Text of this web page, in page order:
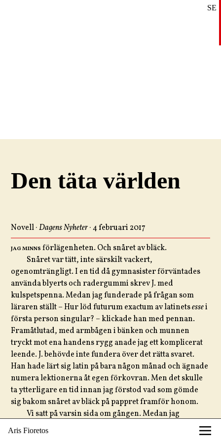
Aris Fioretos
SE
Den täta världen
Novell ·Dagens Nyheter· 4 februari 2017
JAG MINNSförlägenheten. Och snåret av bläck.
Snåret var tätt, inte särskilt vackert,
ogenomträngligt. I en tid då gymnasister förväntades
använda blyerts och radergummi skrev J. med
kulspetspenna. Medan jag funderade på frågan som
läraren ställt – Hur löd futurum exactum av latinetsessei
första person singular? – klickade han med pennan.
Framåtlutad, med armbågen i bänken och munnen
tryckt mot ena handens rygg anade jag ett komplicerat
leende. J. behövde inte fundera över det rätta svaret.
Han hade lärt sig latin på bara någon månad och ägnade
numera lektionerna åt egen förkovran. Men det skulle
ta ytterligare en tid innan jag förstod vad som gömde
sig bakom snåret av bläck på pappret framför honom.
Vi satt på varsin sida om gången. Medan jag
försökte komma på svaret sneglade jag på hans
kollegieblock. Bläck gick inte att sudda ut. Men jag fann